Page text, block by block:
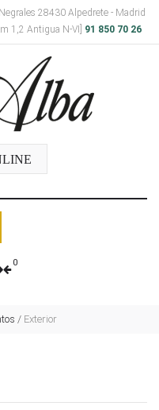
28430 Alpedrete - Madrid
1,2 Antigua N-VI]
91 850 70 26
0
/ Exterior